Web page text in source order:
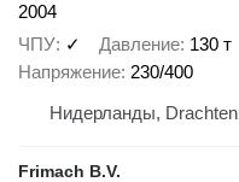
2004
ЧПУ ✓ Давление 130 т
Напряжение 230/400
Нидерланды, Drachten
Frimach B.V.